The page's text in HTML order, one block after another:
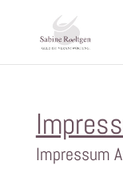
Impressum